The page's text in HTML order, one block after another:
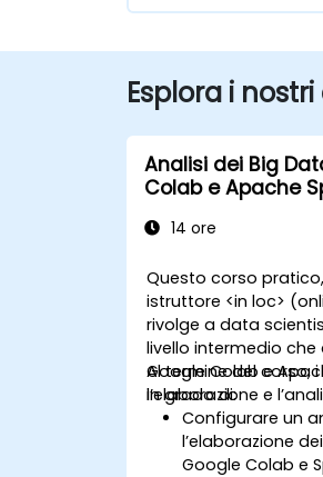
Esplora i
Analisi dei Big
Colab e Apache
14 ore
Questo corso
istruttore <in loc>
rivolge a data
livello intermedio
Google Colab e
l’elaborazione e
Al termine del corso,
in grado di:
Configurare un
l’elaborazione
Google Colab e